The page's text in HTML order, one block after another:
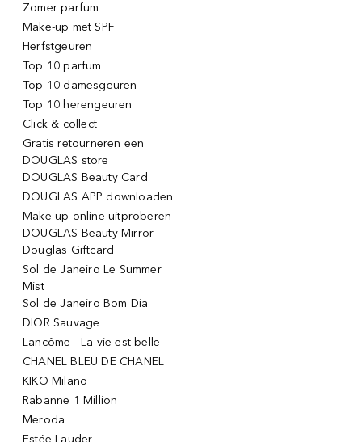
Zomer parfum
Make-up met SPF
Herfstgeuren
Top 10 parfum
Top 10 damesgeuren
Top 10 herengeuren
Click & collect
Gratis retourneren een
DOUGLAS store
DOUGLAS Beauty Card
DOUGLAS APP downloaden
Make-up online uitproberen -
DOUGLAS Beauty Mirror
Douglas Giftcard
Sol de Janeiro Le Summer
Mist
Sol de Janeiro Bom Dia
DIOR Sauvage
Lancôme - La vie est belle
CHANEL BLEU DE CHANEL
KIKO Milano
Rabanne 1 Million
Meroda